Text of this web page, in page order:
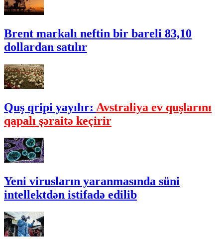
Brent markalı neftin bir bareli 83,10
dollardan satılır
Quş qripi yayılır: Avstraliya ev quşlarını
qapalı şəraitə keçirir
Yeni virusların yaranmasında süni
intellektdən istifadə edilib